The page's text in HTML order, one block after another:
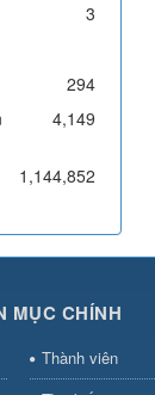
3
294
4,149
1,144,852
MỤC CHÍNH
Thành viên